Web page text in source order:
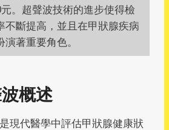
。超聲波技術的進步使得檢
不斷提高，並且在甲狀腺疾病
著重要角色。
概述
現代醫學中評估甲狀腺健康狀